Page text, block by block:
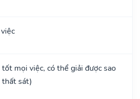
mọi việc, có thể giải được sao
thất sát)